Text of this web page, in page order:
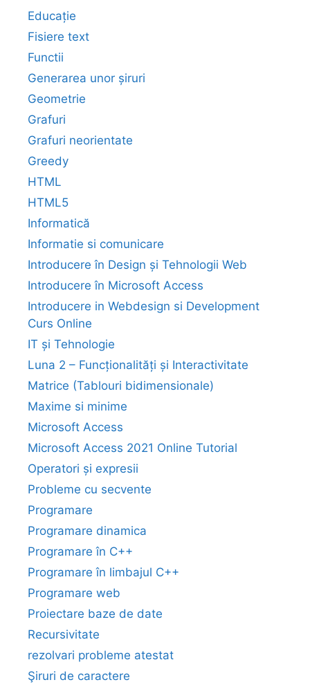
Educație
Fisiere text
Functii
Generarea unor șiruri
Geometrie
Grafuri
Grafuri neorientate
Greedy
HTML
HTML5
Informatică
Informatie si comunicare
Introducere în Design și Tehnologii Web
Introducere în Microsoft Access
Introducere in Webdesign si Development
Curs Online
IT și Tehnologie
Luna 2 – Funcționalități și Interactivitate
Matrice (Tablouri bidimensionale)
Maxime si minime
Microsoft Access
Microsoft Access 2021 Online Tutorial
Operatori și expresii
Probleme cu secvente
Programare
Programare dinamica
Programare în C++
Programare în limbajul C++
Programare web
Proiectare baze de date
Recursivitate
rezolvari probleme atestat
Şiruri de caractere